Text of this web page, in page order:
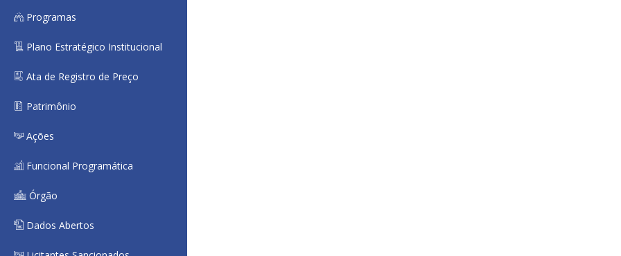
Programas
Plano Estratégico Institucional
Ata de Registro de Preço
Patrimônio
Ações
Funcional Programática
Órgão
Dados Abertos